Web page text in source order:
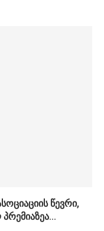
წევრი,